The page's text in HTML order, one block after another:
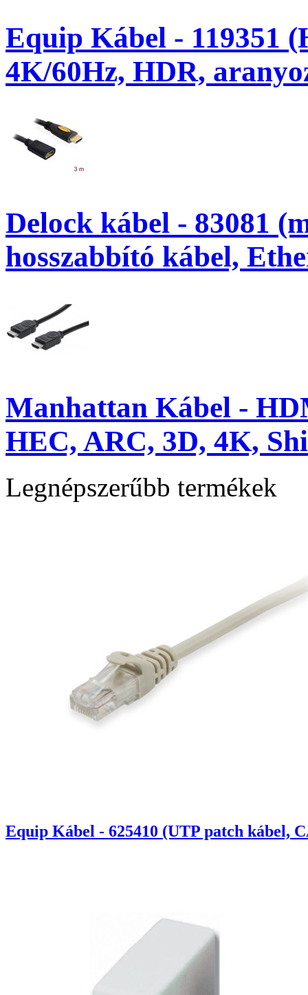
Equip Kábel - 119351
4K/60Hz, HDR,
Delock kábel - 83081
hosszabbító kábel,
Manhattan Kábel -
HEC, ARC, 3D, 4K,
Legnépszerűbb termékek
Equip Kábel - 625410 (UTP patch kábel,